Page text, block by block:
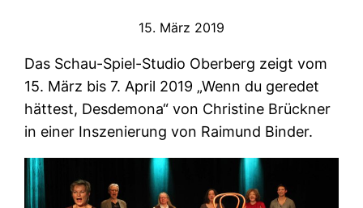
15. März 2019
Das Schau-Spiel-Studio Oberberg zeigt vom
15. März bis 7. April 2019 „Wenn du geredet
hättest, Desdemona“ von Christine Brückner
in einer Inszenierung von Raimund Binder.